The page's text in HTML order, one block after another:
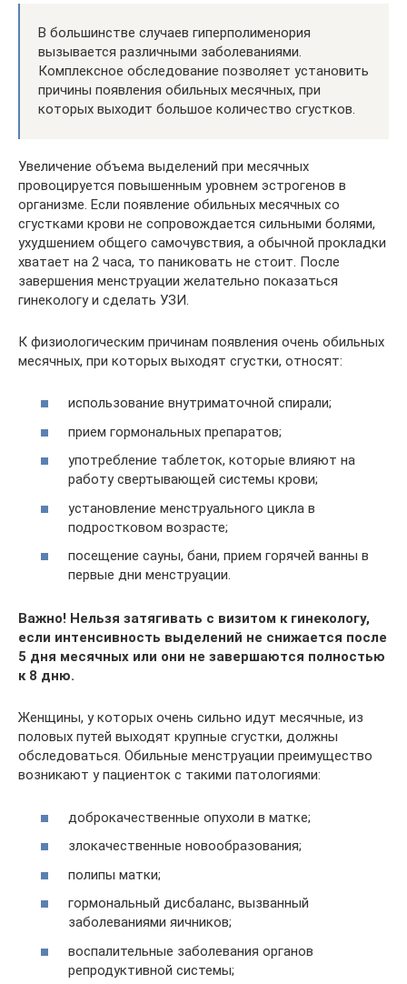
В большинстве случаев гиперполименория
вызывается различными заболеваниями.
Комплексное обследование позволяет установить
причины появления обильных месячных, при
которых выходит большое количество сгустков.
Увеличение объема выделений при месячных
провоцируется повышенным уровнем эстрогенов в
организме. Если появление обильных месячных со
сгустками крови не сопровождается сильными болями,
ухудшением общего самочувствия, а обычной прокладки
хватает на 2 часа, то паниковать не стоит. После
завершения менструации желательно показаться
гинекологу и сделать УЗИ.
К физиологическим причинам появления очень обильных
месячных, при которых выходят сгустки, относят:
использование внутриматочной спирали;
прием гормональных препаратов;
употребление таблеток, которые влияют на
работу свертывающей системы крови;
установление менструального цикла в
подростковом возрасте;
посещение сауны, бани, прием горячей ванны в
первые дни менструации.
Важно! Нельзя затягивать с визитом к гинекологу,
если интенсивность выделений не снижается после
5 дня месячных или они не завершаются полностью
к 8 дню.
Женщины, у которых очень сильно идут месячные, из
половых путей выходят крупные сгустки, должны
обследоваться. Обильные менструации преимущество
возникают у пациенток с такими патологиями:
доброкачественные опухоли в матке;
злокачественные новообразования;
полипы матки;
гормональный дисбаланс, вызванный
заболеваниями яичников;
воспалительные заболевания органов
репродуктивной системы;